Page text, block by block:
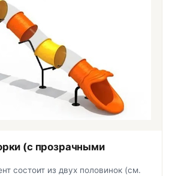
(с прозрачными
состоит из двух половинок (см.